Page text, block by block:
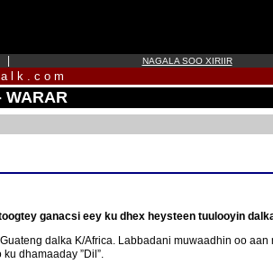
NAGALA SOO XIRIIR
l k . c o m
WARAR
ganacsi eey ku dhex heysteen tuulooyin
dalka K/Africa. Labbadani muwaadhin oo
dhamaaday ”Dil”.